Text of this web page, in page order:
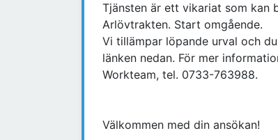
Tjänsten är ett vikariat som kan
Arlövtrakten. Start omgående.
Vi tillämpar löpande urval och
länken nedan. För mer
Workteam, tel. 0733-763988.
Välkommen med din ansökan!